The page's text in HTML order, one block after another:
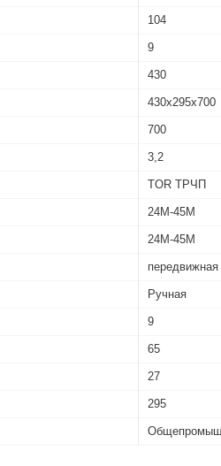
104
9
430
430x295x700
700
3,2
TOR ТРЧП
24M-45M
24M-45M
передвижная
Ручная
9
65
27
295